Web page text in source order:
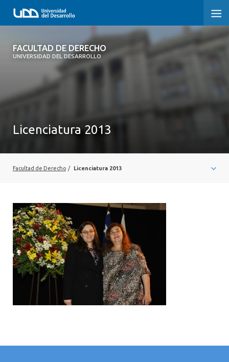
FACULTAD DE DERECHO
UNIVERSIDAD DEL DESARROLLO
FACULTAD DE DERECHO
SOBRE LA FACULTAD
VINCULACIÓN CON EL MEDIO
INTERNACIONAL
Licenciatura 2013
Facultad de Derecho / Licenciatura 2013